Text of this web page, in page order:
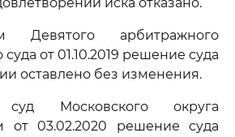
Девятого арбитражного
от 01.10.2019 решение суда
оставлено без изменения.
Московского округа
от 03.02.2020 решение суда